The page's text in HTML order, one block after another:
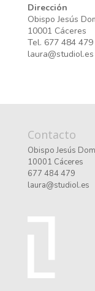
Dirección
Obispo Jesús
10001 Cáceres
Tel. 677 484 479
laura@studiol.es
Contacto
Obispo Jesús
10001 Cáceres
677 484 479
laura@studiol.es